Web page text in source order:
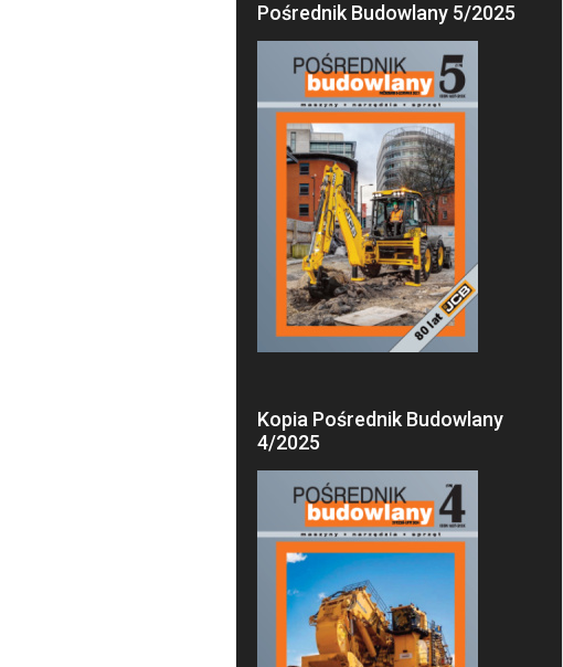
Pośrednik Budowlany 5/2025
Kopia Pośrednik Budowlany
4/2025